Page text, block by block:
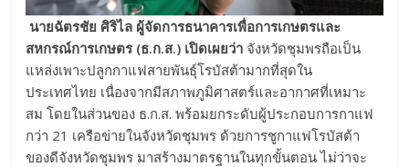
นายฉัตรชัย ศิริไล ผู้จัดการธนาคารเพื่อการเกษตรและ
สหกรณ์การเกษตร (ธ.ก.ส.) เปิดเผยว่า จังหวัดชุมพรถือเป็น
แหล่งเพาะปลูกกาแฟสายพันธุ์โรบัสต้ามากที่สุดใน
ประเทศไทย เนื่องจากมีสภาพภูมิศาสตร์และอากาศที่เหมาะ
สม โดยในส่วนของ ธ.ก.ส. พร้อมยกระดับผู้ประกอบการกาแฟ
กว่า 21 เครือข่ายในจังหวัดชุมพร ด้วยการชูกาแฟโรบัสต้า
ของดีจังหวัดชุมพร มาสร้างมาตรฐานในทุกขั้นตอน ไม่ว่าจะ